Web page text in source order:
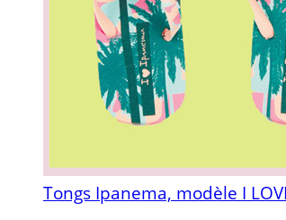
Tongs Ipanema, modèle I